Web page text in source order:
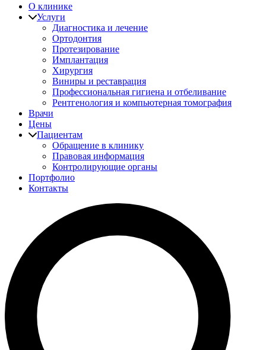
О клинике
Услуги
Диагностика и лечение
Ортодонтия
Протезирование
Имплантация
Хирургия
Виниры и реставрация
Профессиональная гигиена и отбеливание
Рентгенология и компьютерная томография
Врачи
Цены
Пациентам
Обращение в клинику
Правовая информация
Контролирующие органы
Портфолио
Контакты